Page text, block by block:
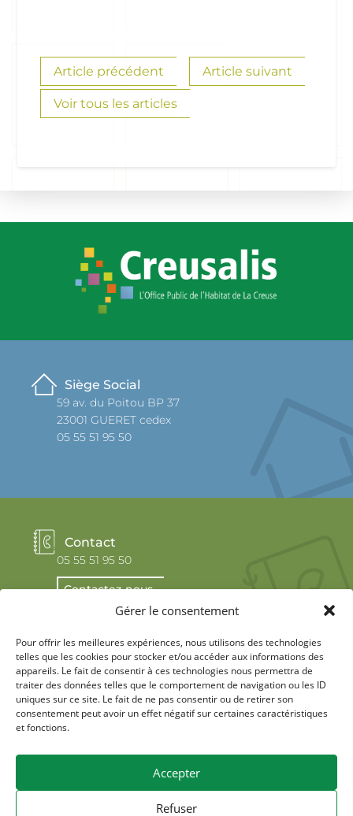
Gérer le consentement
Pour offrir les meilleures expériences, nous utilisons des technologies
telles que les cookies pour stocker et/ou accéder aux informations des
appareils. Le fait de consentir à ces technologies nous permettra de
traiter des données telles que le comportement de navigation ou les ID
uniques sur ce site. Le fait de ne pas consentir ou de retirer son
consentement peut avoir un effet négatif sur certaines caractéristiques
et fonctions.
Accepter
Refuser
Article précédent Article suivant
Voir tous les articles
Siège Social
59 av. du Poitou BP 37
23001 GUERET cedex
05 55 51 95 50
Contact
05 55 51 95 50
Contactez-nous
Réseaux sociaux